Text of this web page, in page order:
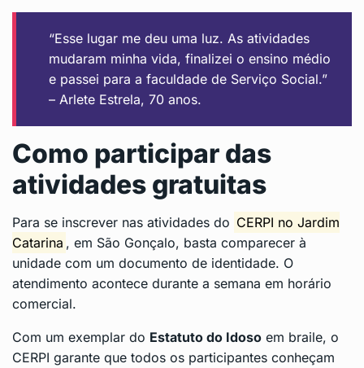
“Esse lugar me deu uma luz. As atividades
mudaram minha vida, finalizei o ensino médio
e passei para a faculdade de Serviço Social.”
– Arlete Estrela, 70 anos.
Como participar das
atividades gratuitas
Para se inscrever nas atividades do CERPI no Jardim
Catarina , em São Gonçalo, basta comparecer à
unidade com um documento de identidade. O
atendimento acontece durante a semana em horário
comercial.
Com um exemplar do Estatuto do Idoso em braile, o
CERPI garante que todos os participantes conheçam